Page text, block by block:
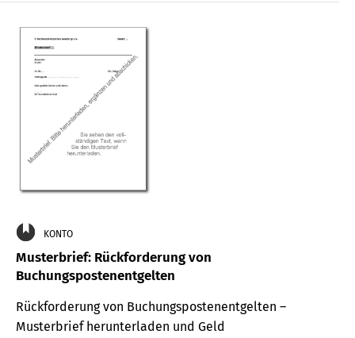
KONTO
Musterbrief: Rückforderung von
Buchungspostenentgelten
Rückforderung von Buchungspostenentgelten –
Musterbrief herunterladen und Geld